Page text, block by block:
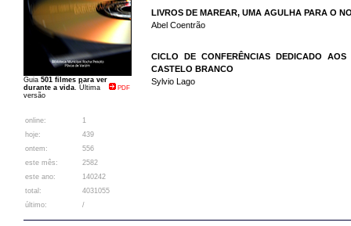
Guia 501 filmes para ver
durante a vida. Última
versão
PDF
online:
1
hoje:
439
ontem:
556
este mês:
2582
este ano:
140242
total:
4031055
último:
/
LIVROS DE MAREAR, UMA AGULHA PARA O
Abel Coentrão
CICLO DE CONFERÊNCIAS DEDICADO
CASTELO BRANCO
Sylvio Lago